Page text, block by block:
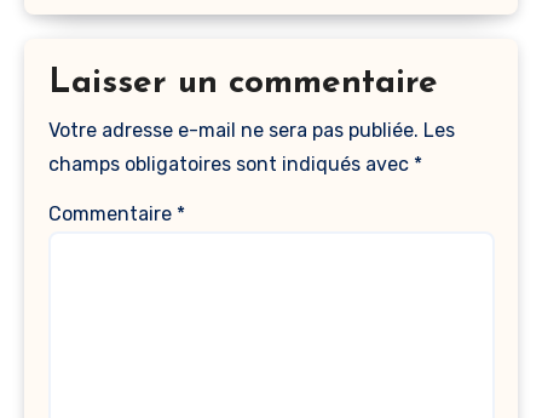
Laisser un commentaire
Votre adresse e-mail ne sera pas publiée. Les
champs obligatoires sont indiqués avec *
Commentaire *